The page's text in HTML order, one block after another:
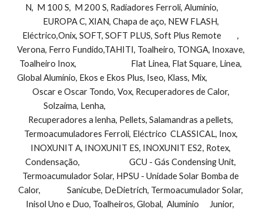
N,  M 100 S,  M 200 S, Radiadores Ferroli, Alumínio,
EUROPA C, XIAN, Chapa de aço, NEW FLASH,
Eléctrico,Onix, SOFT, SOFT PLUS, Soft Plus Remote         ,
Verona, Ferro Fundido,TAHITI, Toalheiro, TONGA, Inoxave,
Toalheiro Inox,                               Flat Linea, Flat Square, Linea,
Global Alumínio, Ekos e Ekos Plus, Iseo, Klass, Mix,
Oscar e Oscar Tondo, Vox, Recuperadores de Calor,
Solzaima, Lenha,
Recuperadores a lenha, Pellets, Salamandras a pellets,
Termoacumuladores Ferroli, Eléctrico  CLASSICAL, Inox,
INOXUNIT A, INOXUNIT ES, INOXUNIT ES2, Rotex,
Condensação,                            GCU - Gás Condensing Unit,
Termoacumulador Solar, HPSU - Unidade Solar Bomba de
Calor,               Sanicube, DeDietrich, Termoacumulador Solar,
Inisol Uno e Duo, Toalheiros, Global,  Alumínio      Junior,